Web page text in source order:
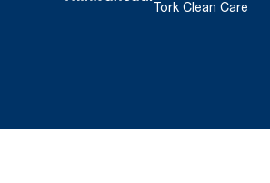
Tork Clean Care